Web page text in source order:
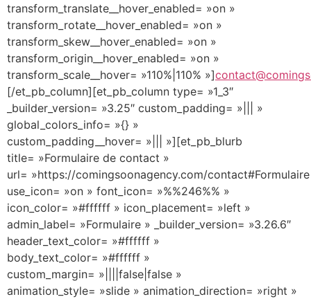
transform_translate__hover_enabled= »on »
transform_rotate__hover_enabled= »on »
transform_skew__hover_enabled= »on »
transform_origin__hover_enabled= »on »
transform_scale__hover= »110%|110% »]
[/et_pb_column][et_pb_column type= »1_3″
_builder_version= »3.25″ custom_padding= »||| »
global_colors_info= »{} »
custom_padding__hover= »||| »][et_pb_blurb
title= »Formulaire de contact »
url= »https://comingsoonagency.com/
use_icon= »on » font_icon= »%%246%% »
icon_color= »#ffffff » icon_placement= »left »
admin_label= »Formulaire » _builder_version= »3.26.6″
header_text_color= »#ffffff »
body_text_color= »#ffffff »
custom_margin= »||||false|false »
animation_style= »slide » animation_direction= »right »